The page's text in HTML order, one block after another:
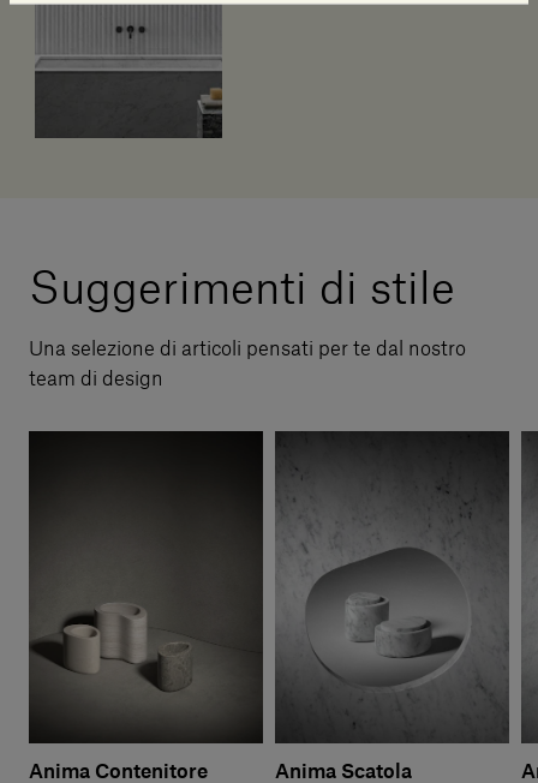
Suggerimenti di stile
Una selezione di articoli pensati per te dal nostro
team di design
Anima Contenitore Anima Scatola